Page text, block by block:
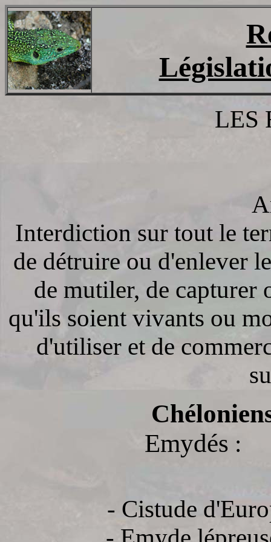
LES
Interdiction sur tout le
de détruire ou d'enlever
de mutiler, de capturer
qu'ils soient vivants ou
d'utiliser et de
Emydés :
- Cistude